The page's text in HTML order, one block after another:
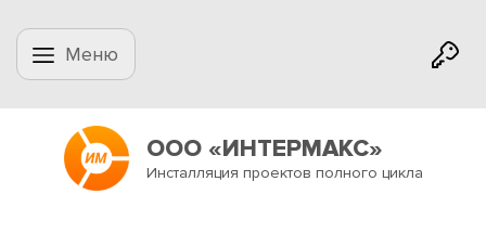
Меню
ООО «ИНТЕРМАКС»
Инсталляция проектов полного цикла